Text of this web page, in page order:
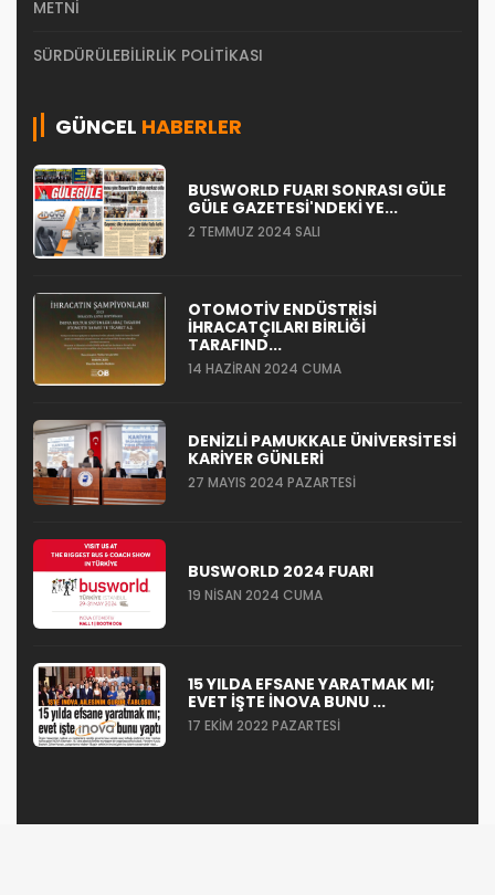
METNI
SÜRDÜRÜLEBILIRLIK POLITIKASI
GÜNCEL HABERLER
BUSWORLD FUARI SONRASI GÜLE
GÜLE GAZETESI'NDEKI YE...
2 TEMMUZ 2024 SALI
OTOMOTIV ENDÜSTRISI
İHRACATÇILARI BIRLIĞI
TARAFIND...
14 HAZIRAN 2024 CUMA
DENIZLI PAMUKKALE ÜNIVERSITESI
KARIYER GÜNLERI
27 MAYIS 2024 PAZARTESI
BUSWORLD 2024 FUARI
19 NISAN 2024 CUMA
15 YILDA EFSANE YARATMAK MI;
EVET IŞTE İNOVA BUNU ...
17 EKIM 2022 PAZARTESI